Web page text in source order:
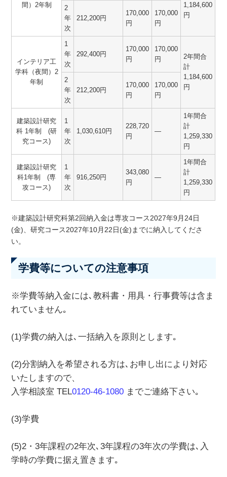
間）2年制
1,184,600
円
2
年
次
212,200円
170,000
円
170,000
円
インテリア工
学科（夜間）2
年制
1
年
次
292,400円
170,000
円
170,000
円
2年間合
計
1,184,600
円
2
年
次
212,200円
170,000
円
170,000
円
建築設計研究
科 1年制 (研
究コース)
1
年
次
1,030,610円
228,720
円
―
1年間合
計
1,259,330
円
建築設計研究
科1年制 (専
攻コース)
1
年
次
916,250円
343,080
円
―
1年間合
計
1,259,330
円
※建築設計研究科第2回納入金は専攻コース2027年9月24日
(金)、研究コース2027年10月22日(金)までに納入してくださ
い。
学費等についての注意事項
※学費等納入金には､教科書・用具・行事費等は含ま
れていません｡
(1)学費の納入は､一括納入を原則とします｡
(2)分割納入を希望される方は､お申し出により対応
いたしますので、
入学相談室 TEL0120-46-1080 までご連絡下さい｡
(3)学費
(5)2・3年課程の2年次､3年課程の3年次の学費は､入
学時の学費に据え置きます｡